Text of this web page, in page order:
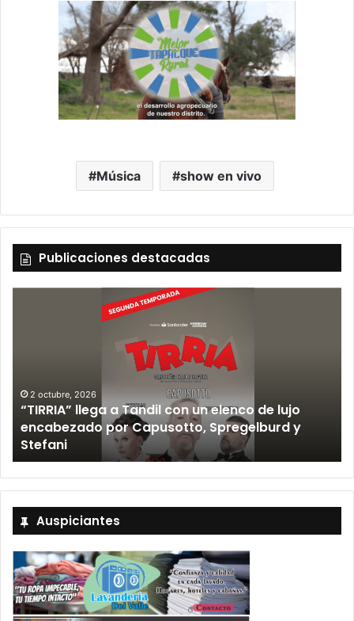
Música show en vivo
Publicaciones destacadas
2 octubre, 2026
“TIRRIA” llega a Tandil con un elenco de lujo
encabezado por Capusotto, Spregelburd y
Stefani
Auspiciantes